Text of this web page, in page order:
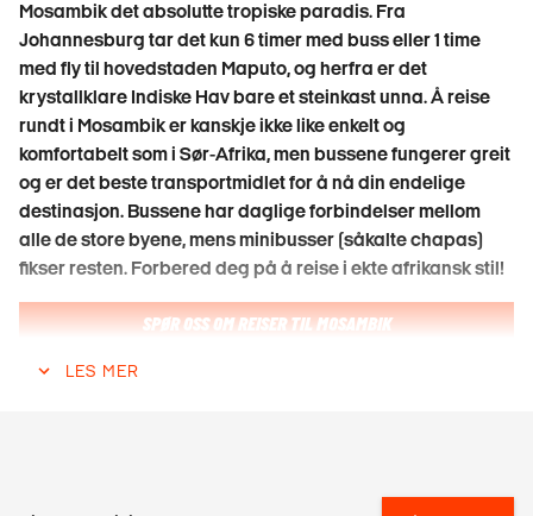
Mosambik det absolutte tropiske paradis. Fra
Johannesburg tar det kun 6 timer med buss eller 1 time
med fly til hovedstaden Maputo, og herfra er det
krystallklare Indiske Hav bare et steinkast unna. Å reise
rundt i Mosambik er kanskje ikke like enkelt og
komfortabelt som i Sør-Afrika, men bussene fungerer greit
og er det beste transportmidlet for å nå din endelige
destinasjon. Bussene har daglige forbindelser mellom
alle de store byene, mens minibusser (såkalte chapas)
fikser resten. Forbered deg på å reise i ekte afrikansk stil!
SPØR OSS OM REISER TIL MOSAMBIK
MAPUTO
hvor det bak krigsherjede historier skjuler seg en ny og
LES MER